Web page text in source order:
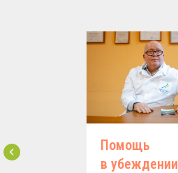
Помощь
в убеждении